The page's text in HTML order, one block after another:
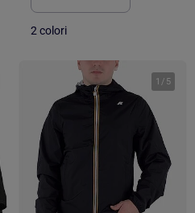
2 colori
1 / 5